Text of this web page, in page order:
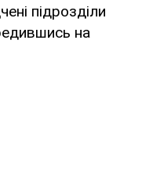
підрозділи
на